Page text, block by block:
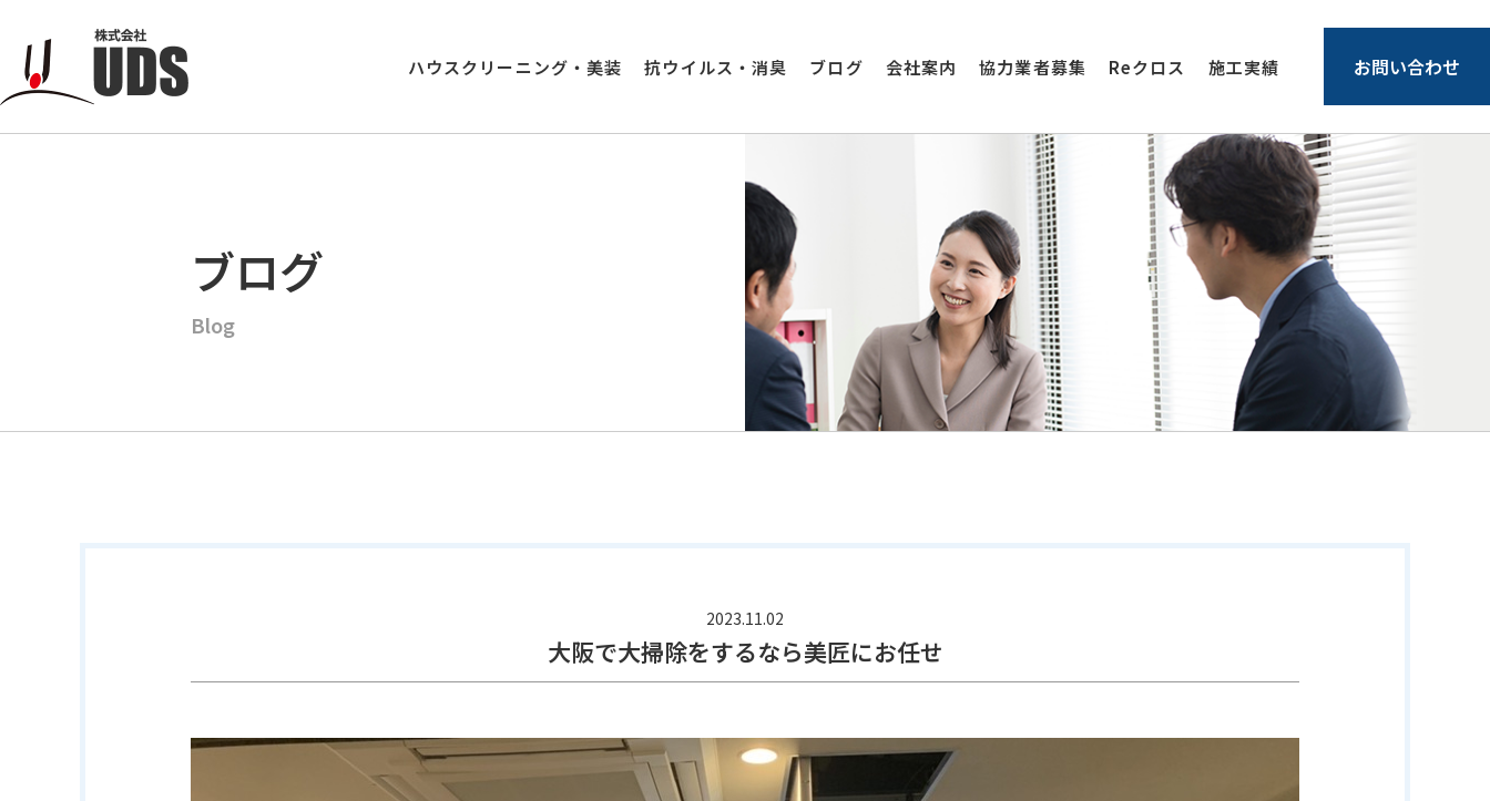
ハウスクリーニング・美装 抗ウイルス・消臭 ブログ 会社案内 協力業者募集 Reクロス 施工実績 お問い合わせ
ブログ
Blog
2023.11.02
大阪で大掃除をするなら美匠にお任せ